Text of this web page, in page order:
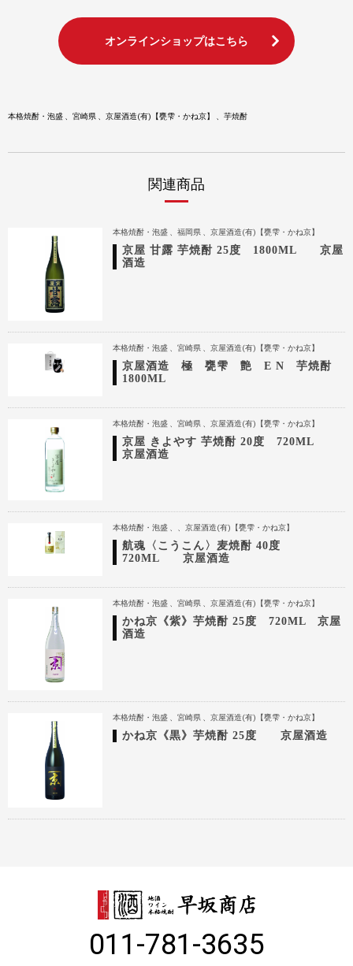
オンラインショップはこちら
本格焼酎・泡盛 宮崎県 京屋酒造(有)【甕雫・かね京】 芋焼酎
関連商品
本格焼酎・泡盛 福岡県 京屋酒造(有)【甕雫・かね京】
京屋 甘露 芋焼酎 25度 1800ML 京屋
酒造
本格焼酎・泡盛 宮崎県 京屋酒造(有)【甕雫・かね京】
京屋酒造 極 甕雫 艶 E N 芋焼酎
1800ML
本格焼酎・泡盛 宮崎県 京屋酒造(有)【甕雫・かね京】
京屋 きよやす 芋焼酎 20度 720ML
京屋酒造
本格焼酎・泡盛 京屋酒造(有)【甕雫・かね京】
航魂〈こうこん〉麦焼酎 40度
720ML 京屋酒造
本格焼酎・泡盛 宮崎県 京屋酒造(有)【甕雫・かね京】
かね京《紫》芋焼酎 25度 720ML 京屋
酒造
本格焼酎・泡盛 宮崎県 京屋酒造(有)【甕雫・かね京】
かね京《黒》芋焼酎 25度 京屋酒造
011-781-3635